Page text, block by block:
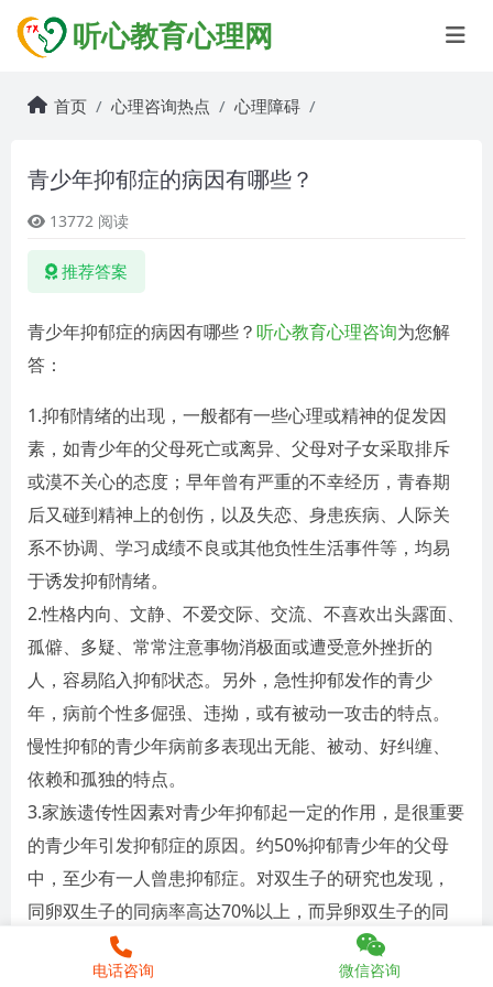
听心教育心理网
首页 心理咨询热点 心理障碍
青少年抑郁症的病因有哪些？
13772 阅读
推荐答案
青少年抑郁症的病因有哪些？听心教育心理咨询为您解
答：
1.抑郁情绪的出现，一般都有一些心理或精神的促发因
素，如青少年的父母死亡或离异、父母对子女采取排斥
或漠不关心的态度；早年曾有严重的不幸经历，青春期
后又碰到精神上的创伤，以及失恋、身患疾病、人际关
系不协调、学习成绩不良或其他负性生活事件等，均易
于诱发抑郁情绪。
2.性格内向、文静、不爱交际、交流、不喜欢出头露面、
孤僻、多疑、常常注意事物消极面或遭受意外挫折的
人，容易陷入抑郁状态。另外，急性抑郁发作的青少
年，病前个性多倔强、违拗，或有被动一攻击的特点。
慢性抑郁的青少年病前多表现出无能、被动、好纠缠、
依赖和孤独的特点。
3.家族遗传性因素对青少年抑郁起一定的作用，是很重要
的青少年引发抑郁症的原因。约50%抑郁青少年的父母
中，至少有一人曾患抑郁症。对双生子的研究也发现，
同卵双生子的同病率高达70%以上，而异卵双生子的同
病率仅为19%。
电话咨询 微信咨询